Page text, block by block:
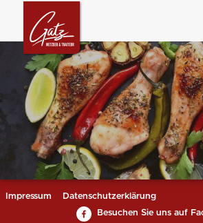
Impressum
Datenschutzerklärung
Besuchen Sie uns auf